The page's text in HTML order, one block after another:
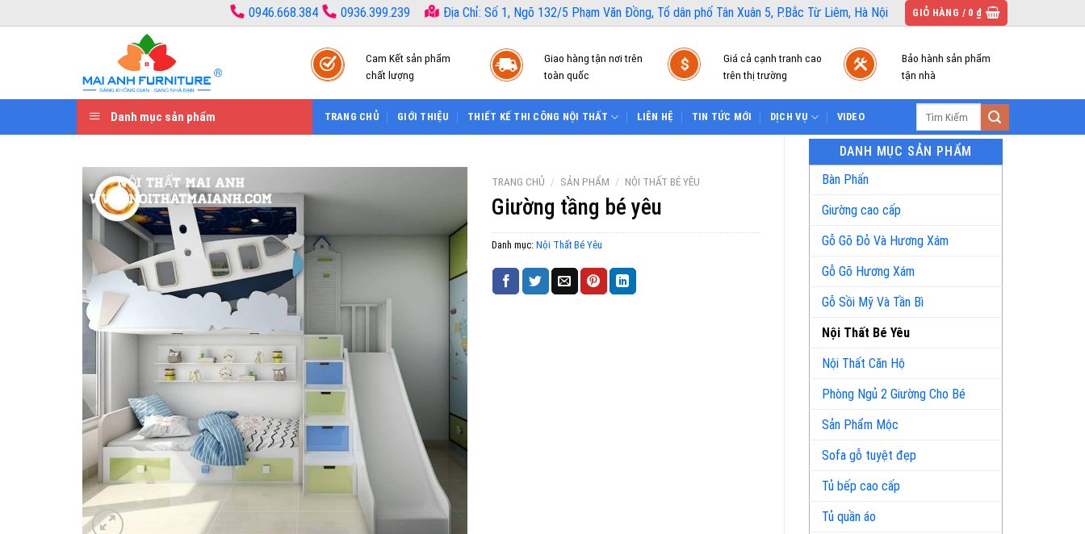
qua
0946.668.384 0936.399.239 Địa Chỉ: Số 1, Ngõ 132/5 Phạm Văn Đồng, Tổ dân phố Tân Xuân 5, P.Bắc Từ Liêm, Hà Nội GIỎ HÀNG / 0 ₫
Cam Kết sản phẩm
chất lượng
Giao hàng tận nơi trên
toàn quốc
Giá cả cạnh tranh cao
trên thị trường
Bảo hành sản phẩm
tận nhà
Danh mục sản phẩm TRANG CHỦ GIỚI THIỆU THIẾT KẾ THI CÔNG NỘI THẤT LIÊN HỆ TIN TỨC MỚI DỊCH VỤ VIDEO
DANH MỤC SẢN PHẨM
Bàn Phấn
Giường cao cấp
Gỗ Gõ Đỏ Và Hương Xám
Gỗ Gõ Hương Xám
Gỗ Sồi Mỹ Và Tần Bì
Nội Thất Bé Yêu
Nội Thất Căn Hộ
Phòng Ngủ 2 Giường Cho Bé
Sản Phẩm Mộc
Sofa gỗ tuyệt đẹp
Tủ bếp cao cấp
Tủ quần áo
TRANG CHỦ / SẢN PHẨM / NỘI THẤT BÉ YÊU
Giường tầng bé yêu
Danh mục: Nội Thất Bé Yêu